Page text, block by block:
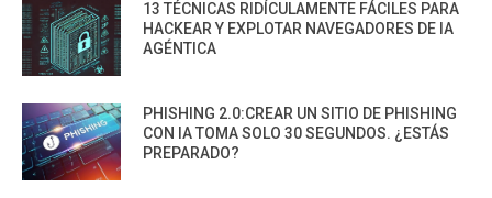
13 TÉCNICAS RIDÍCULAMENTE FÁCILES PARA
HACKEAR Y EXPLOTAR NAVEGADORES DE IA
AGÉNTICA
PHISHING 2.0:CREAR UN SITIO DE PHISHING
CON IA TOMA SOLO 30 SEGUNDOS. ¿ESTÁS
PREPARADO?